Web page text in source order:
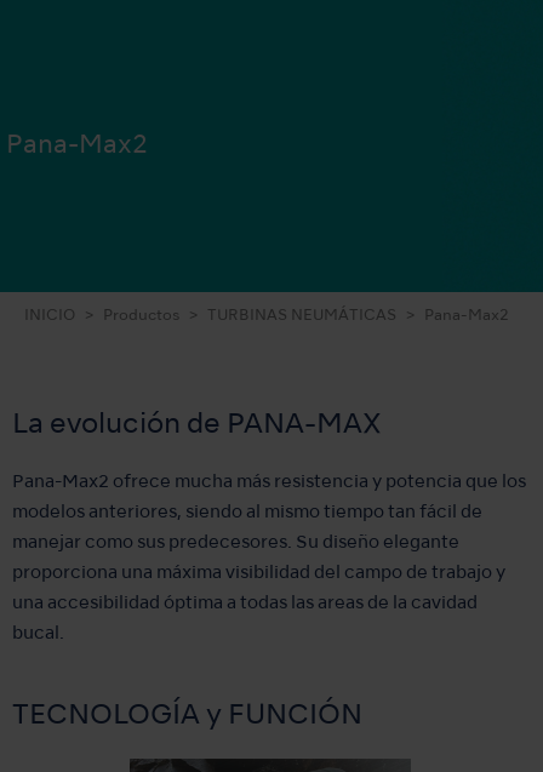
Pana-Max2
INICIO Productos TURBINAS NEUMÁTICAS Pana-Max2
La evolución de PANA-MAX
Pana-Max2 ofrece mucha más resistencia y potencia que los
modelos anteriores, siendo al mismo tiempo tan fácil de
manejar como sus predecesores. Su diseño elegante
proporciona una máxima visibilidad del campo de trabajo y
una accesibilidad óptima a todas las areas de la cavidad
bucal.
TECNOLOGÍA y FUNCIÓN